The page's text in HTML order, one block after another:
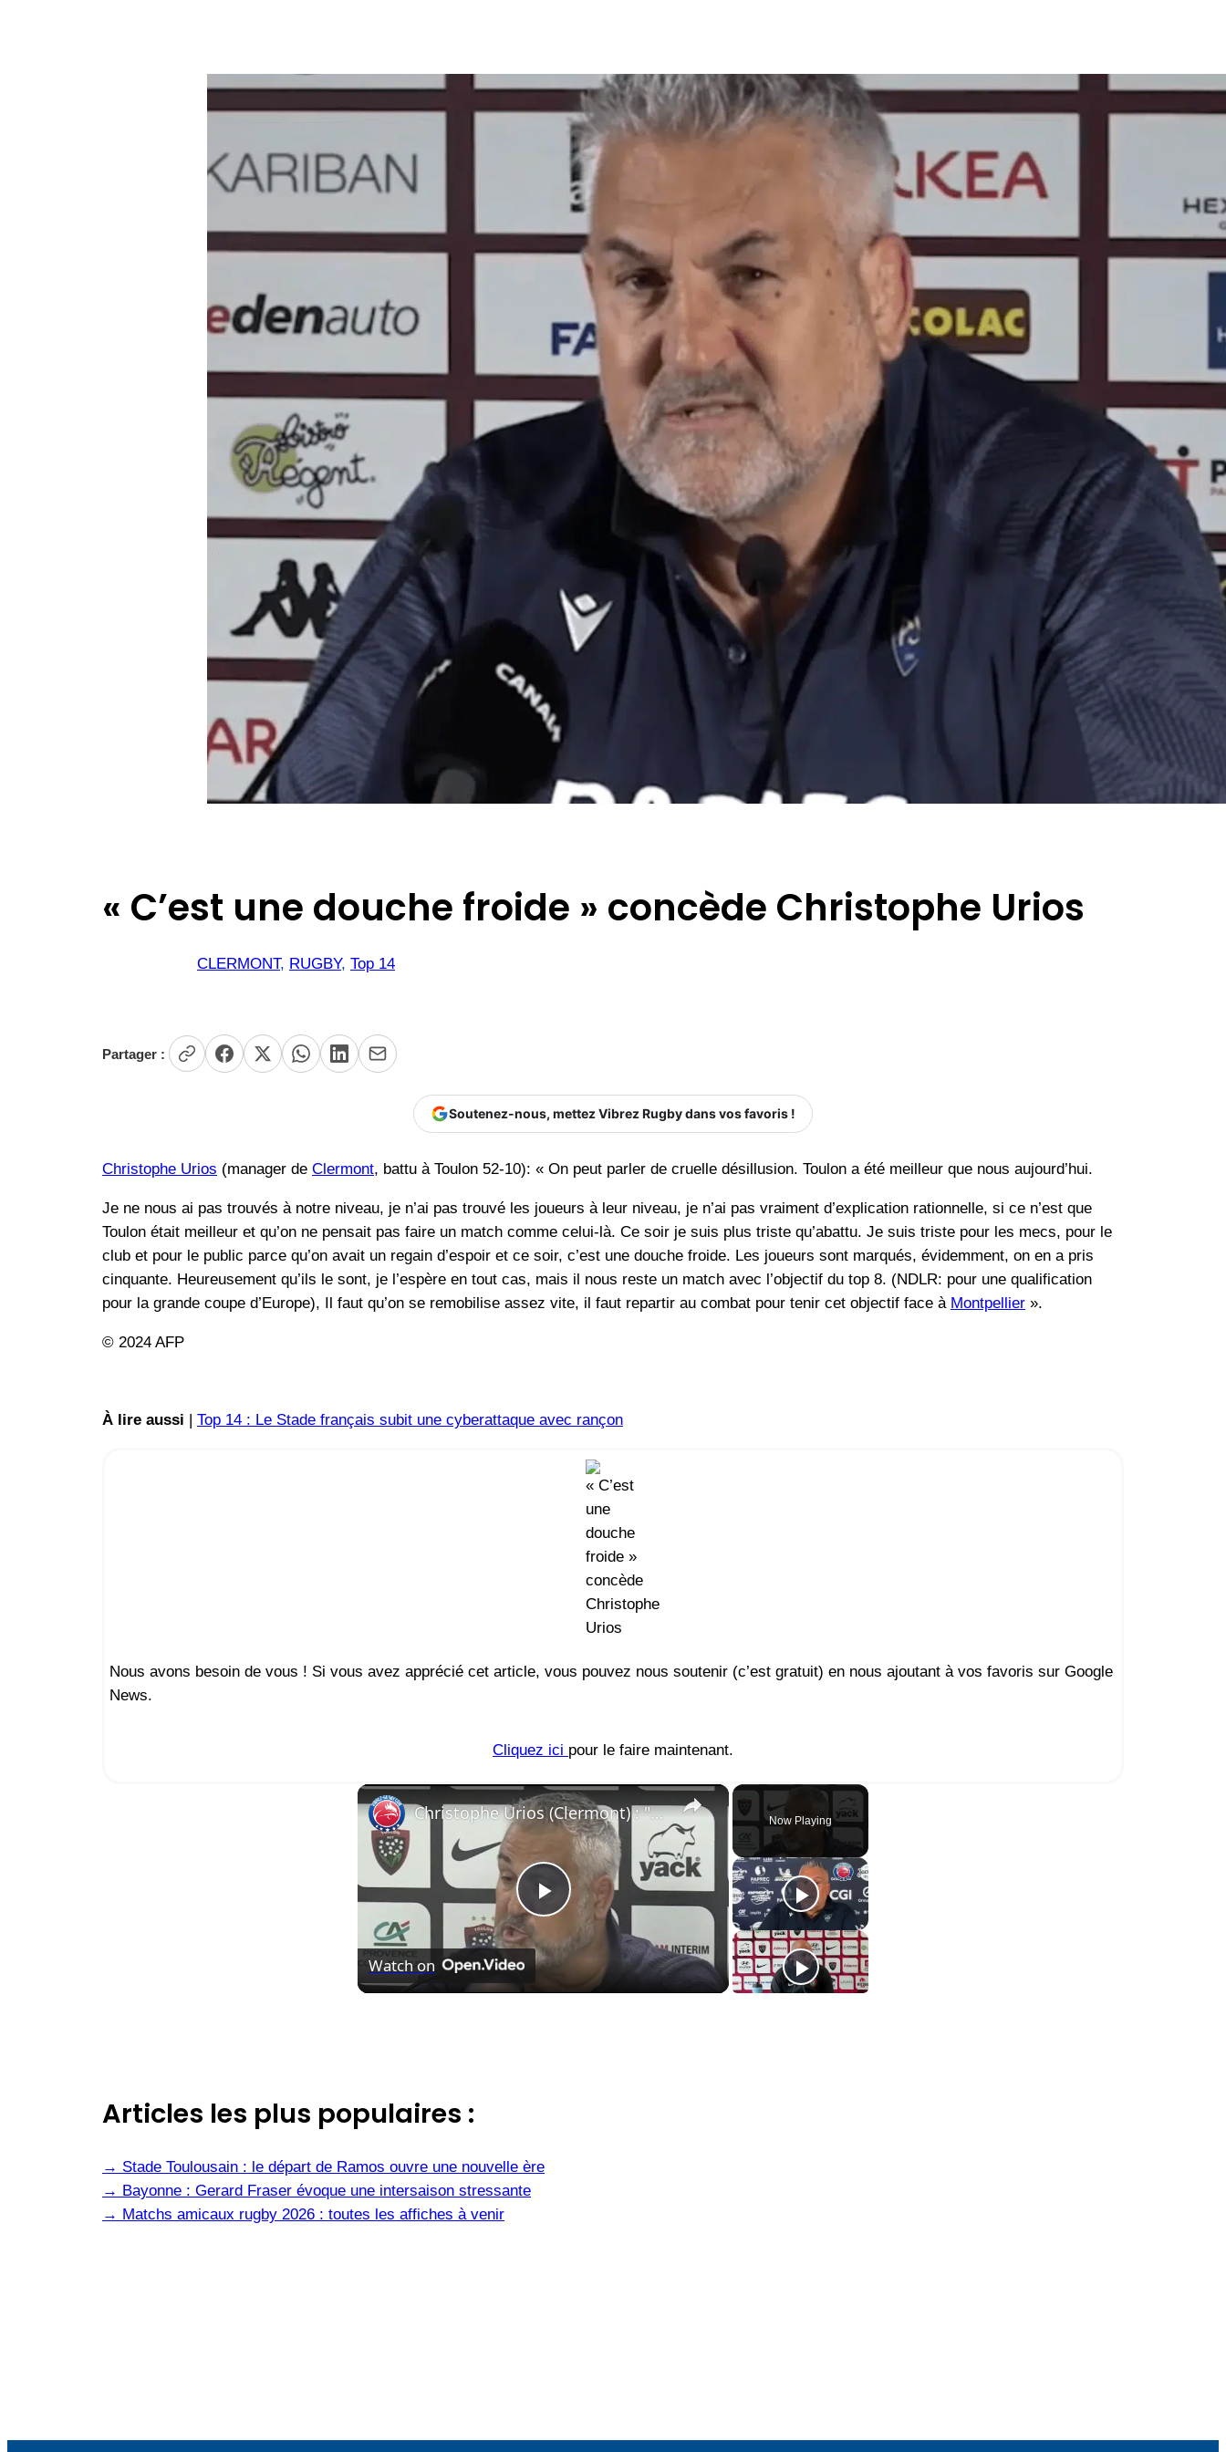
« C’est une douche froide » concède Christophe Urios
CLERMONT, RUGBY, Top 14
Partager :
Soutenez-nous, mettez Vibrez Rugby dans vos favoris !
Christophe Urios (manager de Clermont, battu à Toulon 52-10): « On peut parler de cruelle désillusion. Toulon a été meilleur que nous aujourd’hui.
Je ne nous ai pas trouvés à notre niveau, je n’ai pas trouvé les joueurs à leur niveau, je n’ai pas vraiment d’explication rationnelle, si ce n’est que
Toulon était meilleur et qu’on ne pensait pas faire un match comme celui-là. Ce soir je suis plus triste qu’abattu. Je suis triste pour les mecs, pour le
club et pour le public parce qu’on avait un regain d’espoir et ce soir, c’est une douche froide. Les joueurs sont marqués, évidemment, on en a pris
cinquante. Heureusement qu’ils le sont, je l’espère en tout cas, mais il nous reste un match avec l’objectif du top 8. (NDLR: pour une qualification
pour la grande coupe d’Europe), Il faut qu’on se remobilise assez vite, il faut repartir au combat pour tenir cet objectif face à Montpellier ».
© 2024 AFP
À lire aussi Top 14 : Le Stade français subit une cyberattaque avec rançon
Nous avons besoin de vous ! Si vous avez apprécié cet article, vous pouvez nous soutenir (c’est gratuit) en nous ajoutant à vos favoris sur Google
News.
Cliquez ici pour le faire maintenant.
Now Playing
×
Play
Video
Christophe Urios (Clermont) : "Il y a des matchs comme ça où tu sens que ça ne marche pas"
Watch on
Articles les plus populaires :
→ Stade Toulousain : le départ de Ramos ouvre une nouvelle ère
→ Bayonne : Gerard Fraser évoque une intersaison stressante
→ Matchs amicaux rugby 2026 : toutes les affiches à venir